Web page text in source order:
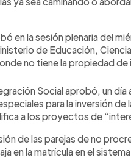
en la sesión plenaria del
de Educación,
no tiene la propiedad de
Social aprobó, un
para la inversión
a los proyectos de
de las parejas de no
en la matrícula en el